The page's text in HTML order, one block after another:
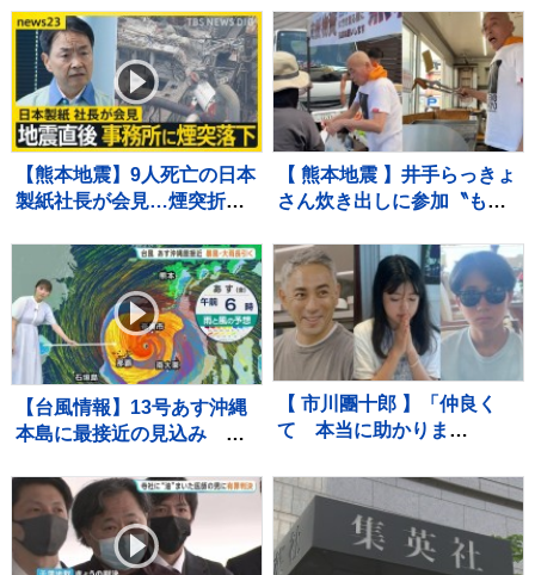
繰り返した偽計業務妨害の
疑いで女（32）逮捕「日々
の生活でストレスたま
り」 警視庁
大女優 寿美花代だった母で
した」
【熊本地震】9人死亡の日本
製紙社長が会見…煙突折れ
受け止め」 八代市などで
続く断水解消のカギは“配水
管”【news23】
【 熊本地震 】井手らっきょ
さん炊き出しに参加〝もら
が精一杯〟自身の店も被害
に
【台風情報】13号あす沖縄
本島に最接近の見込み ス
が長引くおそれ【予報士解
説】
【 市川團十郎 】「仲良く
て 本当に助かりま
外の南国リゾート〟で過ご
す夏休み 「移動です」次
なる滞在場所へ